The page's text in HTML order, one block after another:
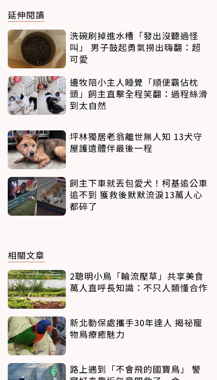
延伸閱讀
洗碗刷掉進水槽「發出沒聽過怪
叫」 男子鼓起勇氣撈出嗨翻：超
可愛
邊牧陪小主人睡覺「順便霸佔枕
頭」飼主直擊全程笑翻：過程絲滑
到太自然
坪林獨居老翁離世無人知 13犬守
屋護遺體伴最後一程
飼主下車就丟包愛犬！柯基追公車
追不到 獲救後默默流淚13萬人心
都碎了
相關文章
2聰明小鳥「輪流壓草」共享美食
萬人直呼長知識：不只人類懂合作
新北動保處攜手30年達人 揭祕寵
物鳥療癒魅力
路上遇到「不會飛的國寶鳥」 警